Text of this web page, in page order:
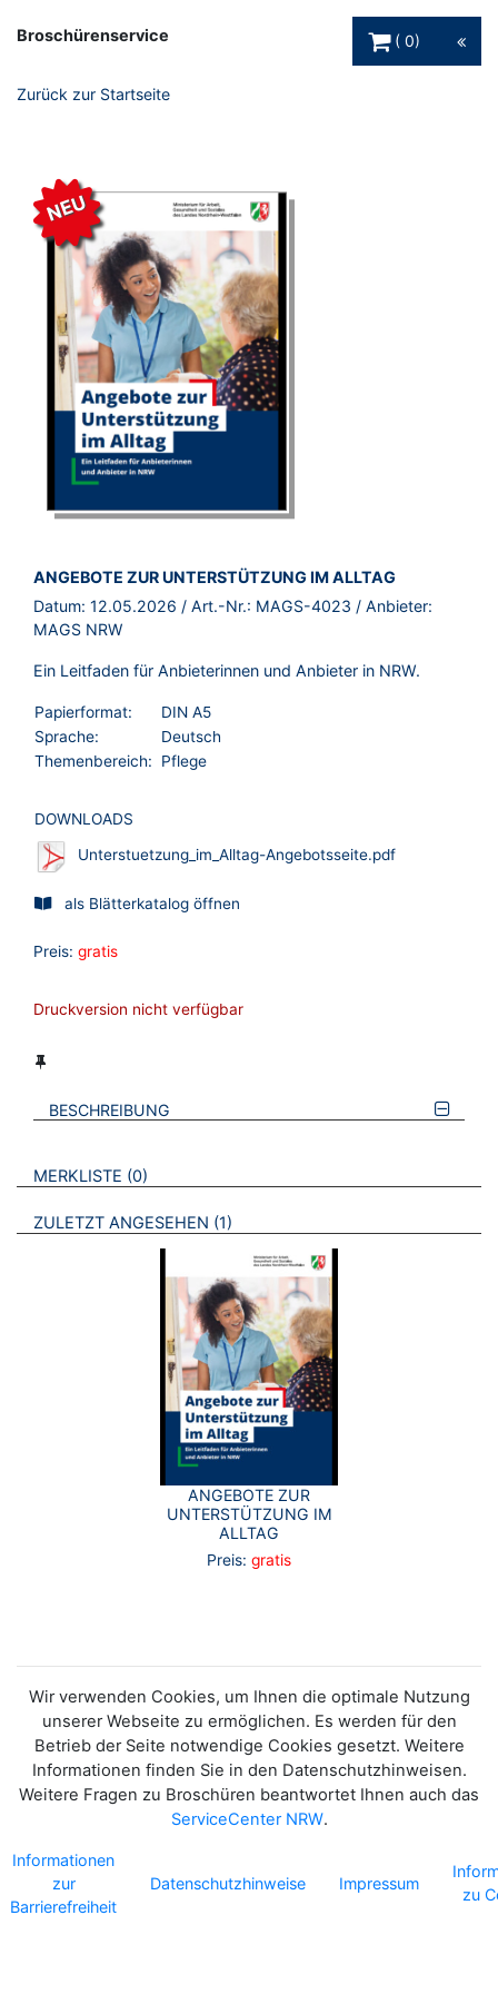
Broschürenservice
0
Zurück zur Startseite
NEU
BROSCHÜRE:
ANGEBOTE ZUR UNTERSTÜTZUNG IM ALLTAG
Datum: 12.05.2026 / Art.-Nr.: MAGS-4023 / Anbieter:
MAGS NRW
Ein Leitfaden für Anbieterinnen und Anbieter in NRW.
Papierformat:
DIN A5
Sprache:
Deutsch
Themenbereich:
Pflege
DOWNLOADS
Unterstuetzung_im_Alltag-Angebotsseite.pdf
als Blätterkatalog öffnen
Preis: gratis
Druckversion nicht verfügbar
BESCHREIBUNG
VERWEISE AUF VERMERKTE- ODER ZULETZT ANGESEHENE
MERKLISTE 0 BROSCHÜREN
ZULETZT ANGESEHEN 1 BROSCHÜREN
ANGEBOTE ZUR
UNTERSTÜTZUNG IM
ALLTAG
Preis: gratis
Wir verwenden Cookies, um Ihnen die optimale Nutzung
unserer Webseite zu ermöglichen. Es werden für den
Betrieb der Seite notwendige Cookies gesetzt. Weitere
Informationen finden Sie in den Datenschutzhinweisen.
Weitere Fragen zu Broschüren beantwortet Ihnen auch das
ServiceCenter NRW.
Informationen
zur
Barrierefreiheit
Datenschutzhinweise Impressum
zu